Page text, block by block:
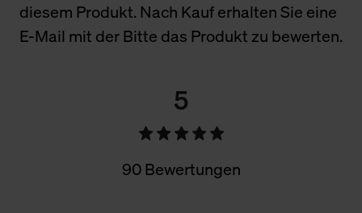
diesem Produkt. Nach Kauf erhalten Sie eine
E-Mail mit der Bitte das Produkt zu bewerten.
5
90 Bewertungen